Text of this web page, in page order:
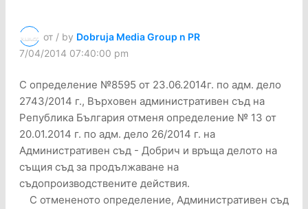
от / by Dobruja Media Group n PR
7/04/2014 07:40:00 pm
С определение №8595 от 23.06.2014г. по адм. дело
2743/2014 г., Върховен административен съд на
Република България отменя определение № 13 от
20.01.2014 г. по адм. дело 26/2014 г. на
Административен съд - Добрич и връща делото на
същия съд за продължаване на
съдопроизводствените действия.
С отмененото определение, Административен съд